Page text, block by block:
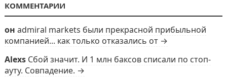
КОММЕНТАРИИ
он admiral markets были прекрасной прибыльной
компанией... как только отказались от →
Alexs Сбой значит. И 1 млн баксов списали по стоп-
ауту. Совпадение. →